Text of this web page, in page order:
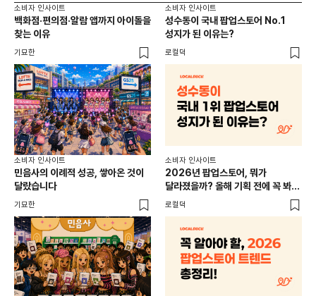
소비자 인사이트
백화점·편의점·알람 앱까지 아이돌을
찾는 이유
기묘한
소비자 인사이트
성수동이 국내 팝업스토어 No.1
성지가 된 이유는?
로컬덕
소비자 인사이트
민음사의 이례적 성공, 쌓아온 것이
달랐습니다
기묘한
소비자 인사이트
2026년 팝업스토어, 뭐가
달라졌을까? 올해 기획 전에 꼭 봐야
할 트렌드 4가지
로컬덕